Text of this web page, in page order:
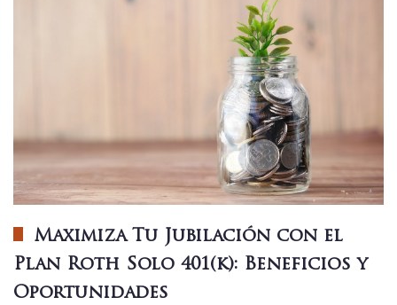
Maximiza Tu Jubilación con el
Plan Roth Solo 401(k): Beneficios y
Oportunidades